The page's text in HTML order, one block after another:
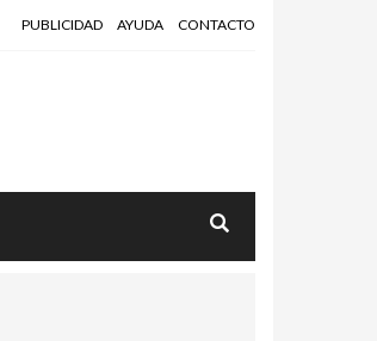
PUBLICIDAD AYUDA CONTACTO